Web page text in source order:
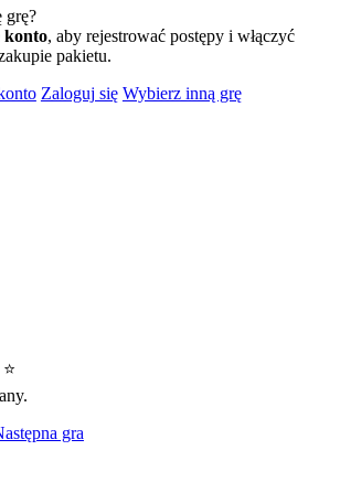
grę?
konto, aby rejestrować postępy i włączyć
pakietu.
Zaloguj się Wybierz inną grę
gra